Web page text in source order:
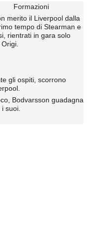
Formazioni
merito il Liverpool dalla
tempo di Stearman e
rientrati in gara solo
gli ospiti, scorrono
Bodvarsson guadagna
suoi.